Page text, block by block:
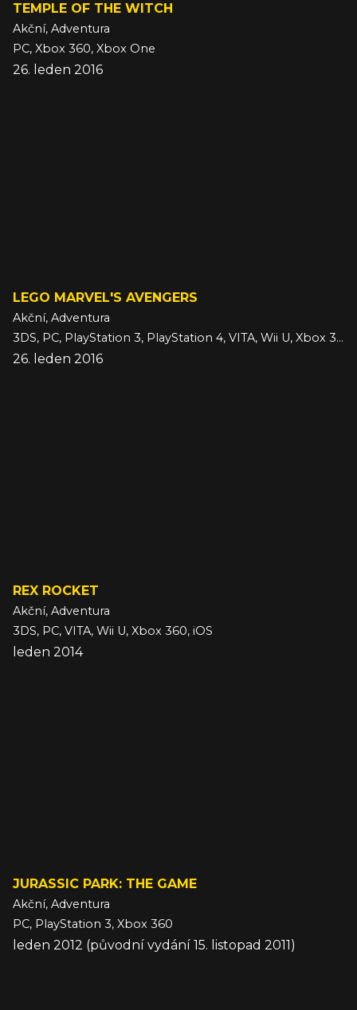
TEMPLE OF THE WITCH
Akční, Adventura
PC, Xbox 360, Xbox One
26. leden 2016
LEGO MARVEL'S AVENGERS
Akční, Adventura
3DS, PC, PlayStation 3, PlayStation 4, VITA, Wii U, Xbox 360, Xbox One
26. leden 2016
REX ROCKET
Akční, Adventura
3DS, PC, VITA, Wii U, Xbox 360, iOS
leden 2014
JURASSIC PARK: THE GAME
Akční, Adventura
PC, PlayStation 3, Xbox 360
leden 2012 (původní vydání 15. listopad 2011)